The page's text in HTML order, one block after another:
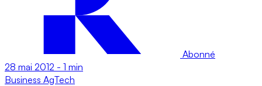
Abonné
28 mai 2012 - 1 min
Business AgTech